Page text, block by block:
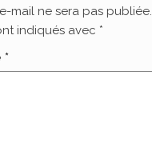
mail ne sera pas publiée.
indiqués avec *
*